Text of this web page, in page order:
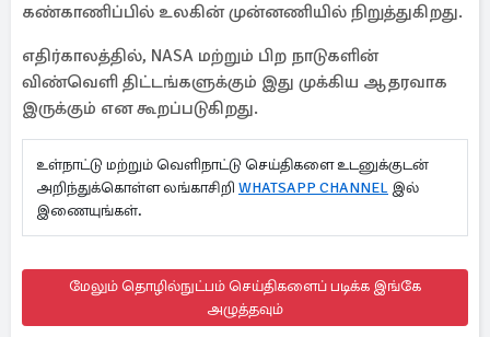
கண்காணிப்பில் உலகின் முன்னணியில் நிறுத்துகிறது.
எதிர்காலத்தில், NASA மற்றும் பிற நாடுகளின்
விண்வெளி திட்டங்களுக்கும் இது முக்கிய ஆதரவாக
இருக்கும் என கூறப்படுகிறது.
உள்நாட்டு மற்றும் வெளிநாட்டு செய்திகளை உடனுக்குடன்
அறிந்துக்கொள்ள லங்காசிறி WHATSAPP CHANNEL இல்
இணையுங்கள்.
மேலும் தொழில்நுட்பம் செய்திகளைப் படிக்க இங்கே
அழுத்தவும்